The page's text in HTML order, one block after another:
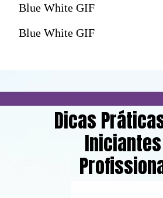
Blue White GIF
Blue White GIF
Dicas